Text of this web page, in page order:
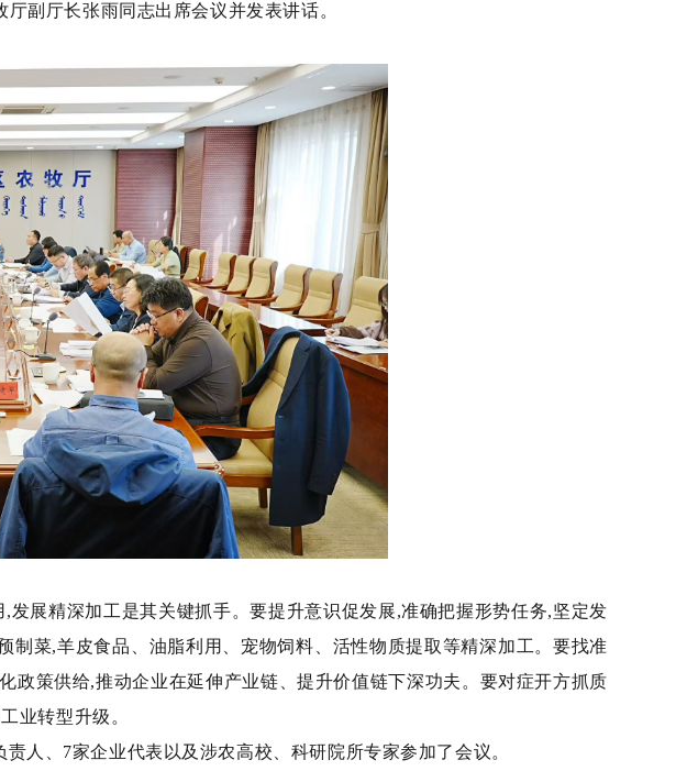
厅副厅长张雨同志出席会议并发表讲话。
展精深加工是其关键抓手。要提升意识促发展,准确把握形势任务,坚定发
菜,羊皮食品、油脂利用、宠物饲料、活性物质提取等精深加工。要找准
策供给,推动企业在延伸产业链、提升价值链下深功夫。要对症开方抓质
业转型升级。
人、7家企业代表以及涉农高校、科研院所专家参加了会议。